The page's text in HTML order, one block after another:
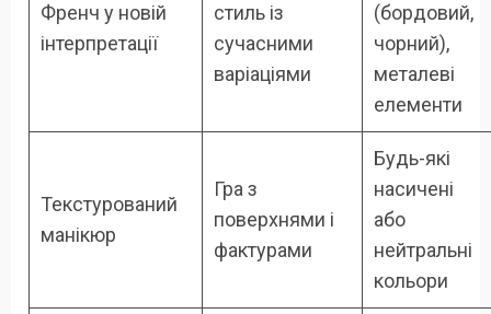
Френч у новій
інтерпретації
стиль із
сучасними
варіаціями
(бордовий,
чорний),
металеві
елементи
Текстурований
манікюр
Гра з
поверхнями і
фактурами
Будь-які
насичені
або
нейтральні
кольори